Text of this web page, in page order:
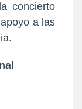
concierto
a las